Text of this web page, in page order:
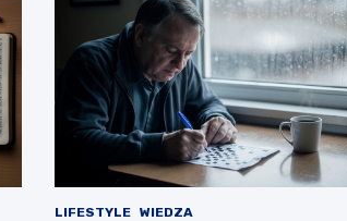
LIFESTYLE WIEDZA